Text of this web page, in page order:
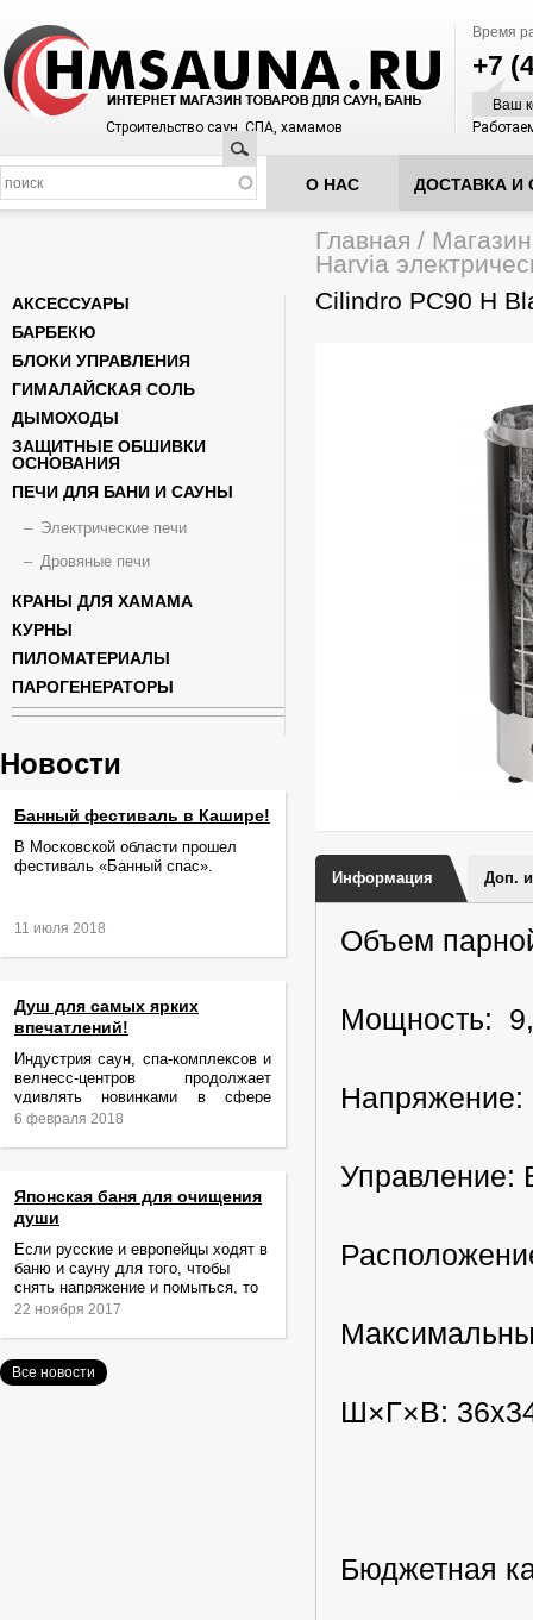
Время
+7
Ваш
Строительство саун, СПА, хамамов
Поиск
О НАС ДОСТАВКА И
Вы здесь
Главная / Магазин
Harvia
Cilindro PC90 H
Информация Доп.
Объем
Мощность:
Напряжение:
Управление:
Ш×Г×В:
Бюджетная
АКСЕССУАРЫ
БАРБЕКЮ
БЛОКИ УПРАВЛЕНИЯ
ГИМАЛАЙСКАЯ СОЛЬ
ДЫМОХОДЫ
ЗАЩИТНЫЕ ОБШИВКИ
ОСНОВАНИЯ
ПЕЧИ ДЛЯ БАНИ И САУНЫ
Электрические печи
Дровяные печи
КРАНЫ ДЛЯ ХАМАМА
КУРНЫ
ПИЛОМАТЕРИАЛЫ
ПАРОГЕНЕРАТОРЫ
Новости
Банный фестиваль в Кашире!
В Московской области прошел
фестиваль «Банный спас».
11 июля 2018
Душ для самых ярких
впечатлений!
Индустрия саун, спа-комплексов и
велнесс-центров продолжает
удивлять новинками в сфере
релаксации и ухода за телом.
6 февраля 2018
Японская баня для очищения
души
Если русские и европейцы ходят в
баню и сауну для того, чтобы
снять напряжение и помыться, то
жители Японии идут туда за
22 ноября 2017
Все новости